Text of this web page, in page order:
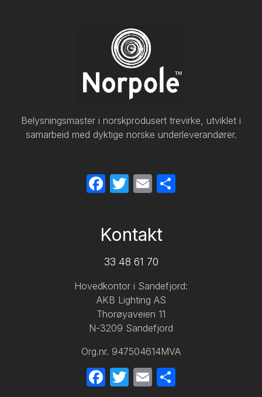
Belysningsmaster i norskprodusert trevirke, utviklet i
samarbeid med dyktige norske underleverandører.
Facebook
Twitter
Email
Kontakt
33 48 61 70
Hovedkontor i Sandefjord:
AKB Lighting AS
Thorøyaveien 11
N-3209 Sandefjord
Org.nr. 947504614MVA
Facebook
Twitter
Email